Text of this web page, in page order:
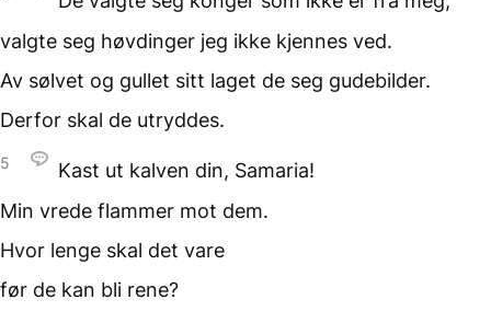
valgte seg høvdinger jeg ikke kjennes ved.
Av sølvet og gullet sitt laget de seg gudebilder.
Derfor skal de utryddes.
5 Kast ut kalven din, Samaria!
Min vrede flammer mot dem.
Hvor lenge skal det vare
før de kan bli rene?